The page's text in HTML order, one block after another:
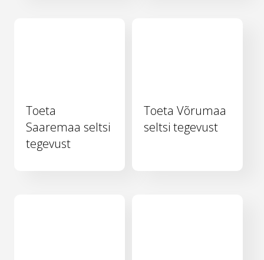
Toeta
Saaremaa seltsi
tegevust
Toeta Võrumaa
seltsi tegevust